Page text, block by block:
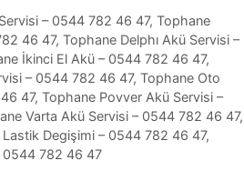
– 0544 782 46 47, Tophane
46 47, Tophane Delphı Akü Servisi –
İkinci El Akü – 0544 782 46 47,
– 0544 782 46 47, Tophane Oto
47, Tophane Povver Akü Servisi –
Varta Akü Servisi – 0544 782 46 47,
Degişimi – 0544 782 46 47,
0544 782 46 47